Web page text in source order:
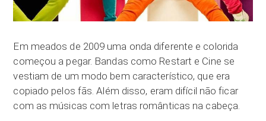
Em meados de 2009 uma onda diferente e colorida
começou a pegar. Bandas como Restart e Cine se
vestiam de um modo bem característico, que era
copiado pelos fãs. Além disso, eram difícil não ficar
com as músicas com letras românticas na cabeça.